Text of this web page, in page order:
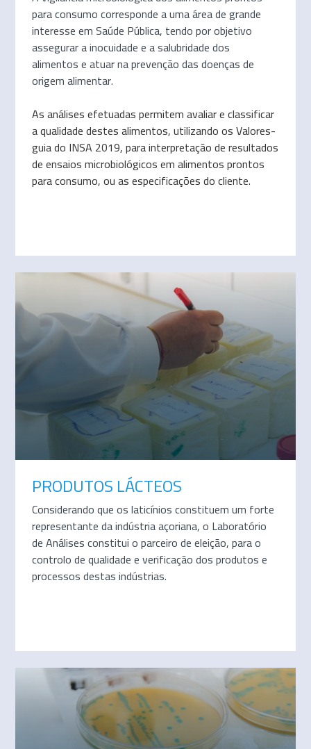
para consumo corresponde a uma área de grande
interesse em Saúde Pública, tendo por objetivo
assegurar a inocuidade e a salubridade dos
alimentos e atuar na prevenção das doenças de
origem alimentar.
As análises efetuadas permitem avaliar e classificar
a qualidade destes alimentos, utilizando os Valores-
guia do INSA 2019, para interpretação de resultados
de ensaios microbiológicos em alimentos prontos
para consumo, ou as especificações do cliente.
PRODUTOS LÁCTEOS
Considerando que os laticínios constituem um forte
representante da indústria açoriana, o Laboratório
de Análises constitui o parceiro de eleição, para o
controlo de qualidade e verificação dos produtos e
processos destas indústrias.